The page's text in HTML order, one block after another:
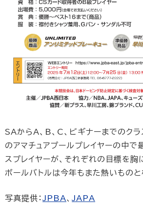
SAからA、B、C、ビギナーまでのク
のアマチュアプールプレイヤーの中で
スプレイヤーが、それぞれの目標を胸
ボールバトルは今年もまた熱いものと
写真提供： JPBA、 JAPA